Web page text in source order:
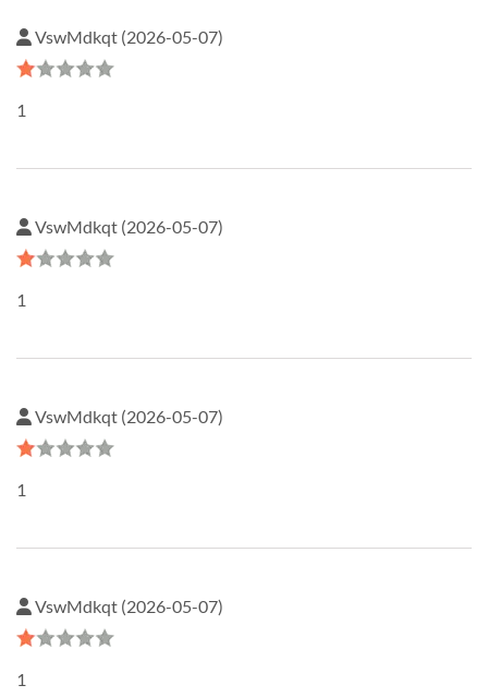
VswMdkqt (2026-05-07)
1
VswMdkqt (2026-05-07)
1
VswMdkqt (2026-05-07)
1
VswMdkqt (2026-05-07)
1